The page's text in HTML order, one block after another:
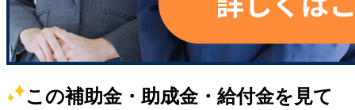
この補助金・助成金・給付金を見て